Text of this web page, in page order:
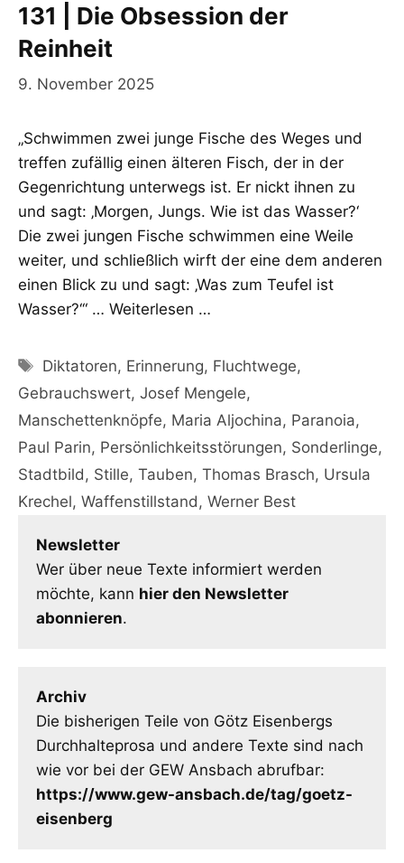
131 | Die Obsession der
Reinheit
9. November 2025
„Schwimmen zwei junge Fische des Weges und
treffen zufällig einen älteren Fisch, der in der
Gegenrichtung unterwegs ist. Er nickt ihnen zu
und sagt: ‚Morgen, Jungs. Wie ist das Wasser?‘
Die zwei jungen Fische schwimmen eine Weile
weiter, und schließlich wirft der eine dem anderen
einen Blick zu und sagt: ‚Was zum Teufel ist
Wasser?‘“ … Weiterlesen …
Schlagwörter
Diktatoren, Erinnerung, Fluchtwege,
Gebrauchswert, Josef Mengele,
Manschettenknöpfe, Maria Aljochina, Paranoia,
Paul Parin, Persönlichkeitsstörungen, Sonderlinge,
Stadtbild , Stille, Tauben, Thomas Brasch, Ursula
Krechel, Waffenstillstand , Werner Best
Newsletter
Wer über neue Texte informiert werden
möchte, kann hier den Newsletter
abonnieren.
Archiv
Die bisherigen Teile von Götz Eisenbergs
Durchhalteprosa und andere Texte sind nach
wie vor bei der GEW Ansbach abrufbar:
https://www.gew-ansbach.de/tag/goetz-
eisenberg